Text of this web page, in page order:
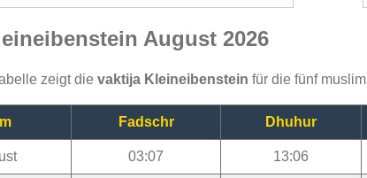
August 2026
zeigt die vaktija Kleineibenstein für die fünf
Fadschr Dhuhur
03:07 13:06